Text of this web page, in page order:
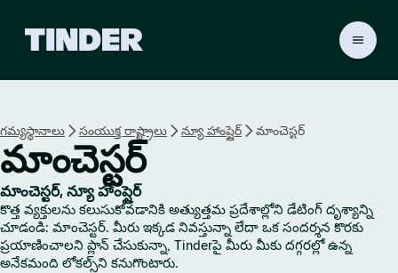
r
హో
మ్
గమ్యస్థానాలు సంయుక్త రాష్ట్రాలు న్యూ హాంప్షైర్ మాంచెస్టర్
మాంచెస్టర్
మాంచెస్టర్, న్యూ హాంప్షైర్
కొత్త వ్యక్తులను కలుసుకోవడానికి అత్యుత్తమ ప్రదేశాల్లోని డేటింగ్ దృశ్యాన్ని
చూడండి: మాంచెస్టర్. మీరు ఇక్కడ నివస్తున్నా లేదా ఒక సందర్శన కొరకు
ప్రయాణించాలని ప్లాన్ చేసుకున్నా, Tinderపై మీరు మీకు దగ్గరల్లో ఉన్న
అనేకమంది లోకల్స్‌ని కనుగొంటారు.